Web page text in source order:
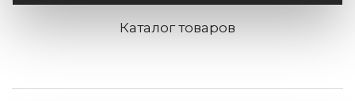
Каталог товаров